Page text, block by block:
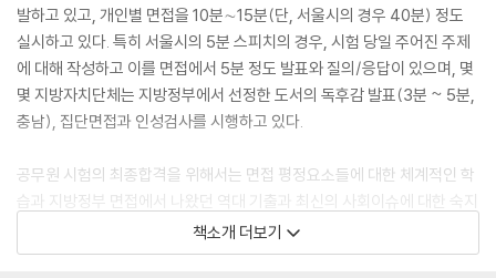
발하고 있고, 개인별 면접을 10분∼15분(단, 서울시의 경우 40분) 정도
실시하고 있다. 특히 서울시의 5분 스피치의 경우, 시험 당일 주어진 주제
에 대해 작성하고 이를 면접에서 5분 정도 발표와 질의/응답이 있으며, 몇
몇 지방자치단체는 지방정부에서 선정한 도서의 독후감 발표(3분 ~ 5분,
충남), 집단면접과 인성검사를 시행하고 있다.
공무원 시험의 최종합격을 위해서는 면접 평정요소들에 대한 체계적인 학
습과 지방정부 면접에서 나왔던 역대 기출과 최신의 사회이슈에 대한 숙지
와 함께 모의면접 연습을 꼭 해야 한다. [2023 사회복지직 공무원 면접 가
이드]는 사회복지전담공무원 수험생의 최종합격을 위해 최근 면접의 동향
책소개 더보기